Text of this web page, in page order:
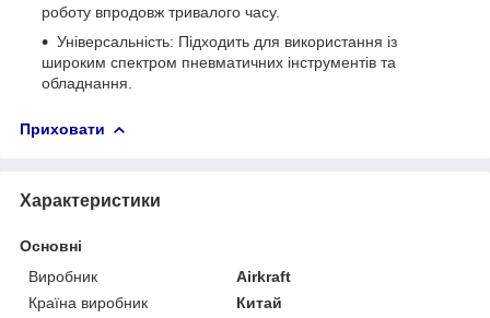
роботу впродовж тривалого часу.
Універсальність: Підходить для використання із
широким спектром пневматичних інструментів та
обладнання.
Приховати
Характеристики
Основні
Виробник
Airkraft
Країна виробник
Китай